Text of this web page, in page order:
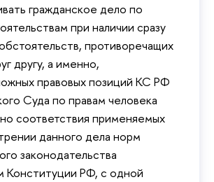
гражданское дело по
при наличии сразу
противоречащих
другу, а именно,
правовых позиций КС РФ
Суда по правам человека
соответствия применяемых
данного дела норм
законодательства
Конституции РФ, с одной